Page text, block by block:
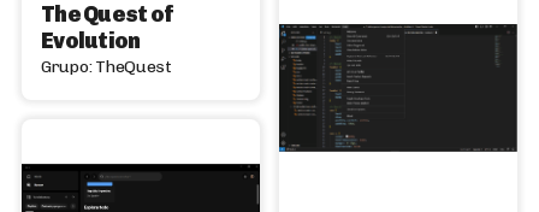
The Quest of
Evolution
Grupo: TheQuest